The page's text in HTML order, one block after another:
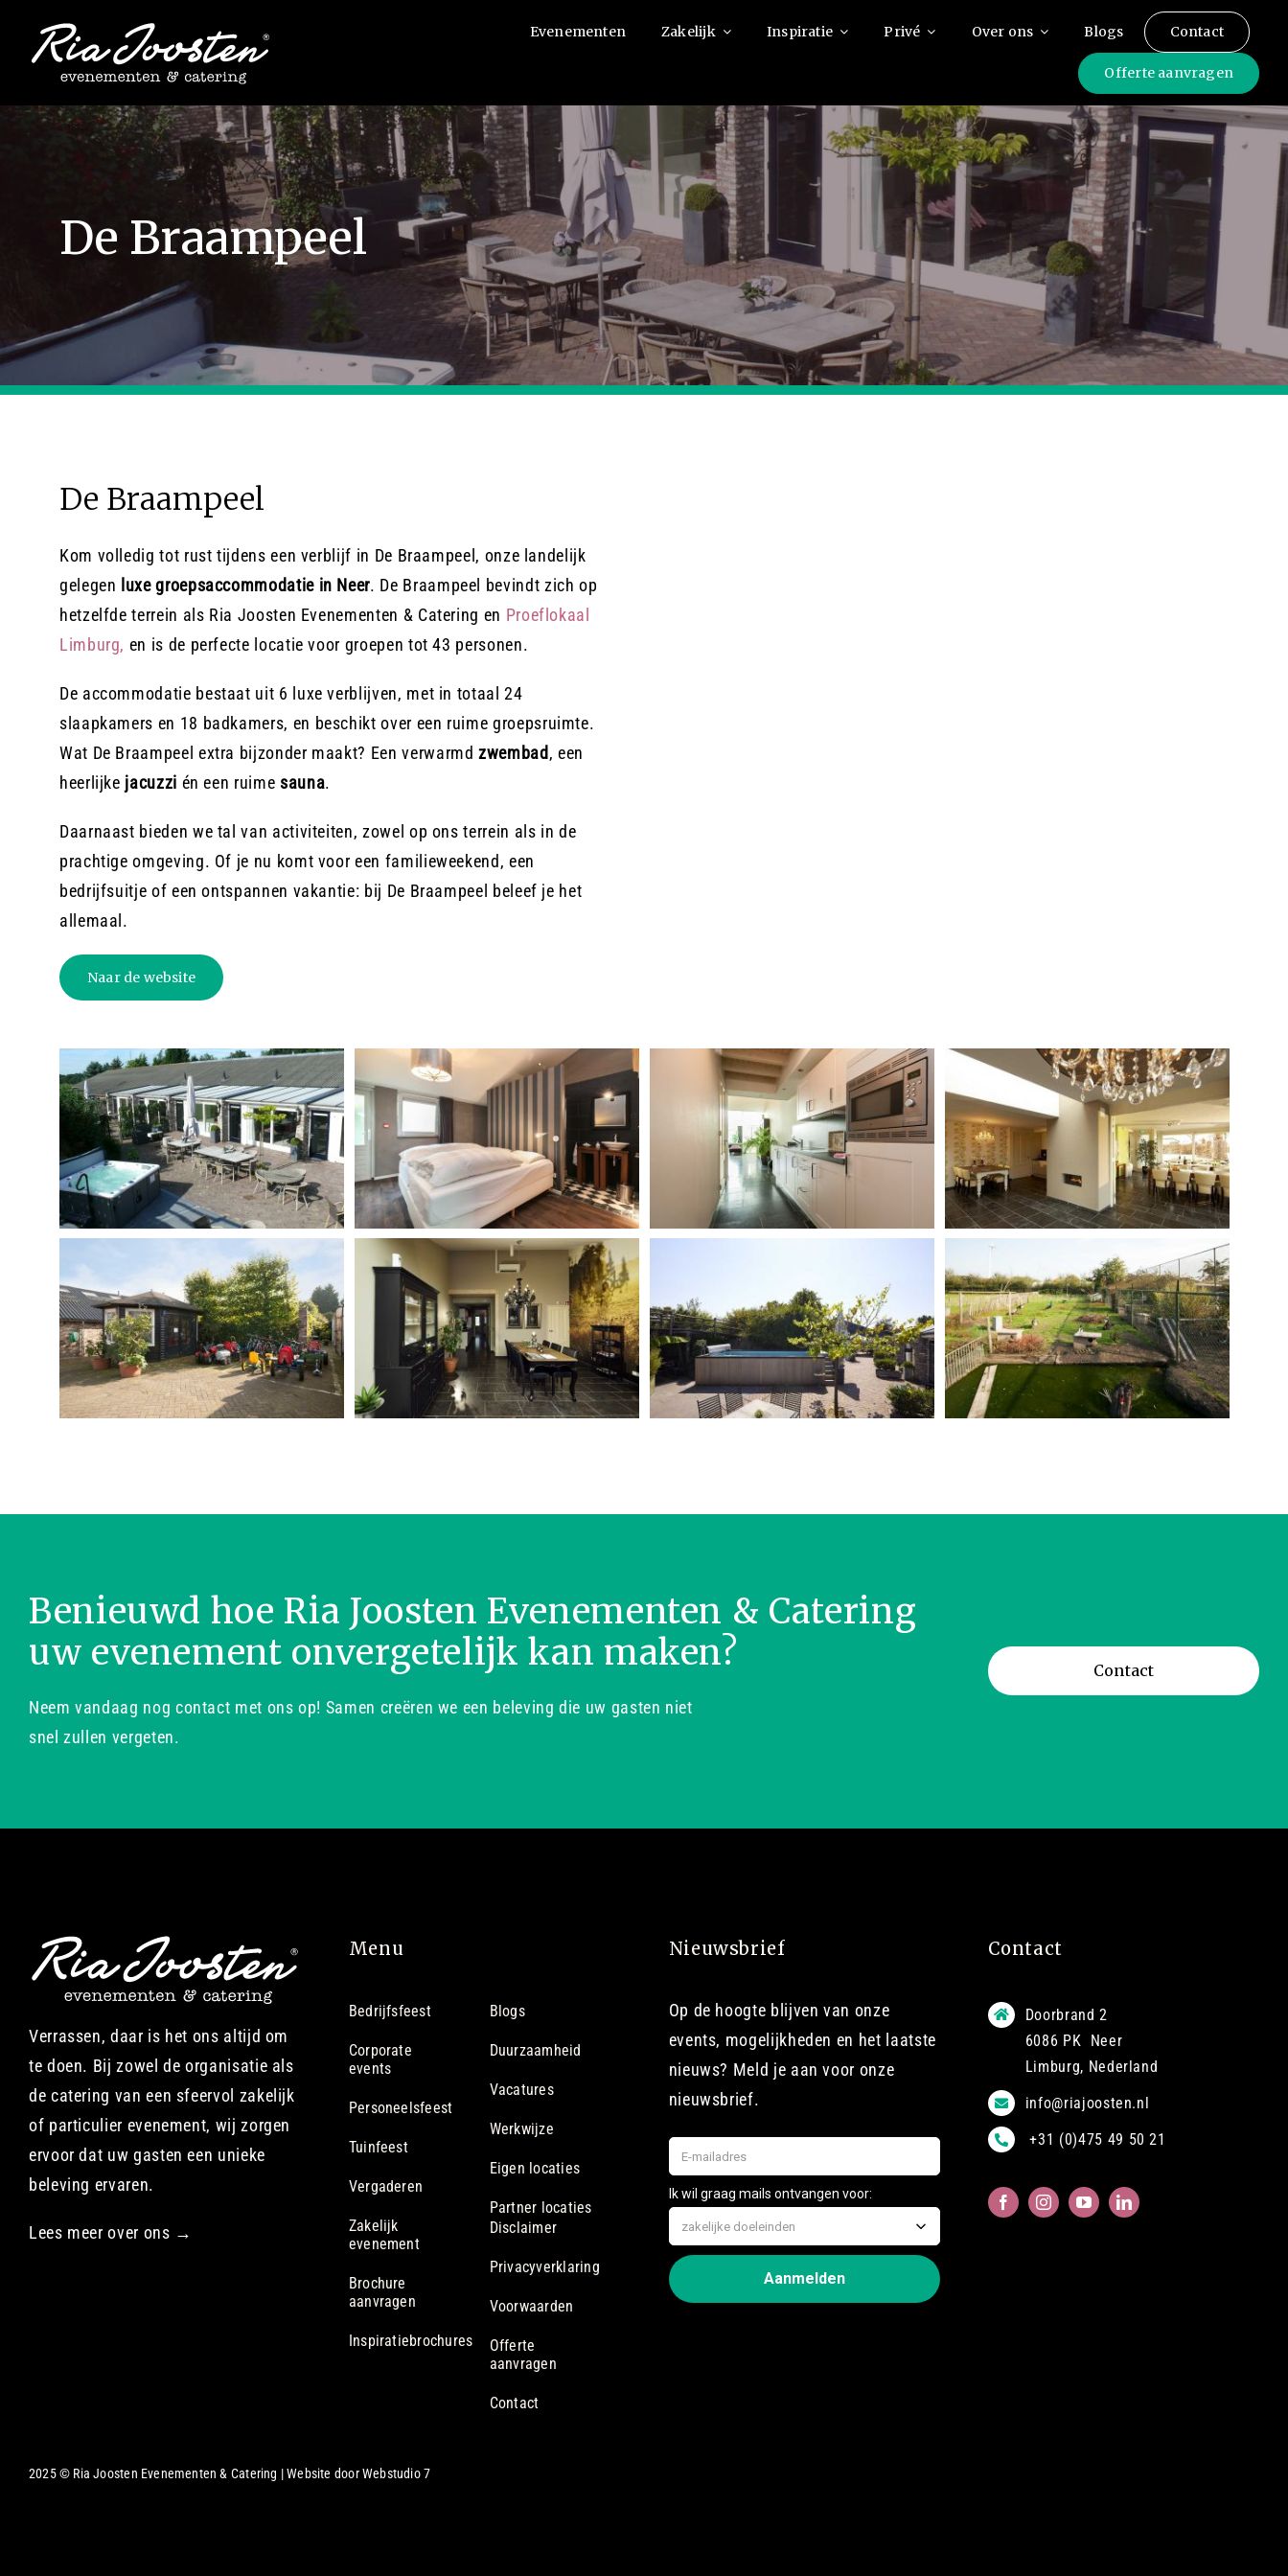
Evenementen Zakelijk Inspiratie Privé Over ons Blogs Contact
Offerte aanvragen
De Braampeel
De Braampeel
Kom volledig tot rust tijdens een verblijf in De Braampeel, onze landelijk
gelegen luxe groepsaccommodatie in Neer. De Braampeel bevindt zich op
hetzelfde terrein als Ria Joosten Evenementen & Catering en Proeflokaal
Limburg, en is de perfecte locatie voor groepen tot 43 personen.
De accommodatie bestaat uit 6 luxe verblijven, met in totaal 24
slaapkamers en 18 badkamers, en beschikt over een ruime groepsruimte.
Wat De Braampeel extra bijzonder maakt? Een verwarmdzwembad, een
heerlijke jacuzzi én een ruime sauna.
Daarnaast bieden we tal van activiteiten, zowel op ons terrein als in de
prachtige omgeving. Of je nu komt voor een familieweekend, een
bedrijfsuitje of een ontspannen vakantie: bij De Braampeel beleef je het
allemaal.
Naar de website
Benieuwd hoe Ria Joosten Evenementen & Catering
uw evenement onvergetelijk kan maken?
Neem vandaag nog contact met ons op! Samen creëren we een beleving die uw gasten niet
snel zullen vergeten.
Contact
Verrassen, daar is het ons altijd om
te doen. Bij zowel de organisatie als
de catering van een sfeervol zakelijk
of particulier evenement, wij zorgen
ervoor dat uw gasten een unieke
beleving ervaren.
Lees meer over ons →
Menu
Bedrijfsfeest
Corporate
events
Personeelsfeest
Tuinfeest
Vergaderen
Zakelijk
evenement
Brochure
aanvragen
Inspiratiebrochures
Blogs
Duurzaamheid
Vacatures
Werkwijze
Eigen locaties
Partner locaties
Disclaimer
Privacyverklaring
Voorwaarden
Offerte
aanvragen
Contact
Nieuwsbrief
Op de hoogte blijven van onze
events, mogelijkheden en het laatste
nieuws? Meld je aan voor onze
nieuwsbrief.
Contact
Doorbrand 2
6086 PK Neer
Limburg, Nederland
info@riajoosten.nl
+31 (0)475 49 50 21
2025 © Ria Joosten Evenementen & Catering | Website doorWebstudio 7